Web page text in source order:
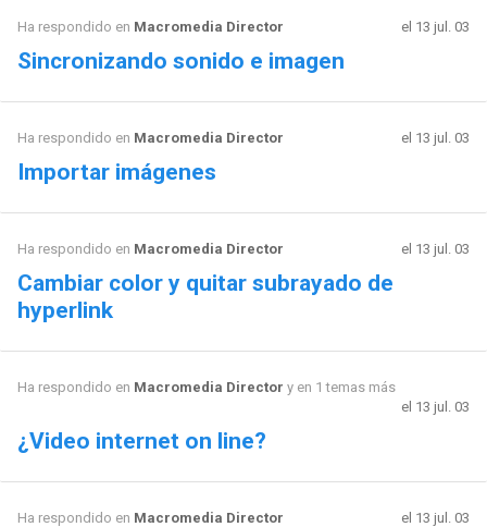
Ha respondido en Macromedia Director el 13 jul. 03
Sincronizando sonido e imagen
Ha respondido en Macromedia Director el 13 jul. 03
Importar imágenes
Ha respondido en Macromedia Director el 13 jul. 03
Cambiar color y quitar subrayado de
hyperlink
Ha respondido en Macromedia Director y en 1 temas más
el 13 jul. 03
¿Video internet on line?
Ha respondido en Macromedia Director el 13 jul. 03